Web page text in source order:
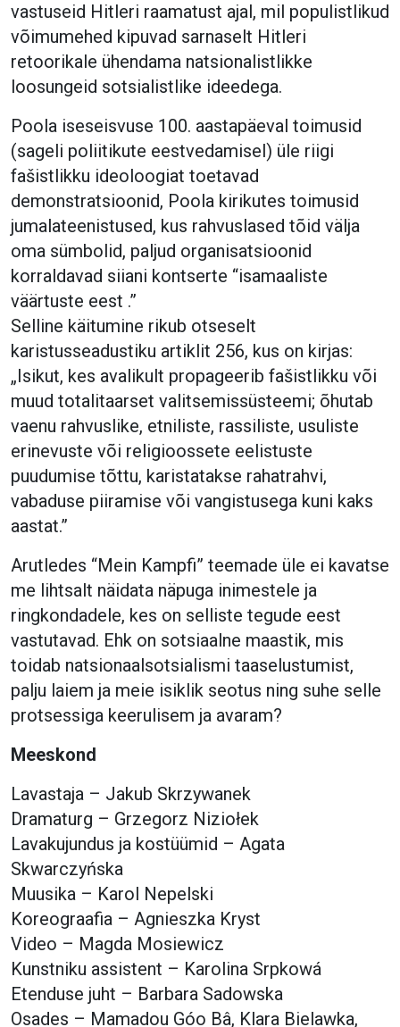
vastuseid Hitleri raamatust ajal, mil populistlikud
võimumehed kipuvad sarnaselt Hitleri
retoorikale ühendama natsionalistlikke
loosungeid sotsialistlike ideedega.
Poola iseseisvuse 100. aastapäeval toimusid
(sageli poliitikute eestvedamisel) üle riigi
fašistlikku ideoloogiat toetavad
demonstratsioonid, Poola kirikutes toimusid
jumalateenistused, kus rahvuslased tõid välja
oma sümbolid, paljud organisatsioonid
korraldavad siiani kontserte “isamaaliste
väärtuste eest .”
Selline käitumine rikub otseselt
karistusseadustiku artiklit 256, kus on kirjas:
„Isikut, kes avalikult propageerib fašistlikku või
muud totalitaarset valitsemissüsteemi; õhutab
vaenu rahvuslike, etniliste, rassiliste, usuliste
erinevuste või religioossete eelistuste
puudumise tõttu, karistatakse rahatrahvi,
vabaduse piiramise või vangistusega kuni kaks
aastat.”
Arutledes “Mein Kampfi” teemade üle ei kavatse
me lihtsalt näidata näpuga inimestele ja
ringkondadele, kes on selliste tegude eest
vastutavad. Ehk on sotsiaalne maastik, mis
toidab natsionaalsotsialismi taaselustumist,
palju laiem ja meie isiklik seotus ning suhe selle
protsessiga keerulisem ja avaram?
Meeskond
Lavastaja – Jakub Skrzywanek
Dramaturg – Grzegorz Niziołek
Lavakujundus ja kostüümid – Agata
Skwarczyńska
Muusika – Karol Nepelski
Koreograafia – Agnieszka Kryst
Video – Magda Mosiewicz
Kunstniku assistent – Karolina Srpkowá
Etenduse juht – Barbara Sadowska
Osades – Mamadou Góo Bâ, Klara Bielawka,